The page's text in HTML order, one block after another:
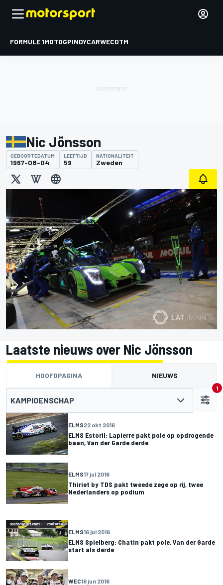
FORMULE 1MOTOGPINDYCARWECDTM
Nic Jönsson
GEBOORTEDATUM
1967-08-04
LEEFTIJD
59
NATIONALITEIT
Zweden
Laatste nieuws over Nic Jönsson
HOOFDPAGINA NIEUWS
KAMPIOENSCHAP
1
ELMS22 okt 2016
ELMS Estoril: Lapierre pakt pole op opdrogende
baan, Van der Garde derde
ELMS17 jul 2016
Thiriet by TDS pakt tweede zege op rij, twee
Nederlanders op podium
ELMS16 jul 2016
ELMS Spielberg: Chatin pakt pole, Van der Garde
start als derde
WEC16 jun 2016